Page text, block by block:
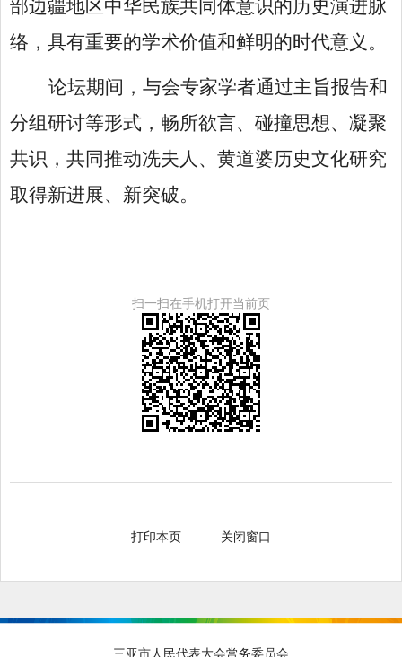
部边疆地区中华民族共同体意识的历史演进脉
络，具有重要的学术价值和鲜明的时代意义。
论坛期间，与会专家学者通过主旨报告和
分组研讨等形式，畅所欲言、碰撞思想、凝聚
共识，共同推动冼夫人、黄道婆历史文化研究
取得新进展、新突破。
扫一扫在手机打开当前页
打印本页 关闭窗口
三亚市人民代表大会常务委员会